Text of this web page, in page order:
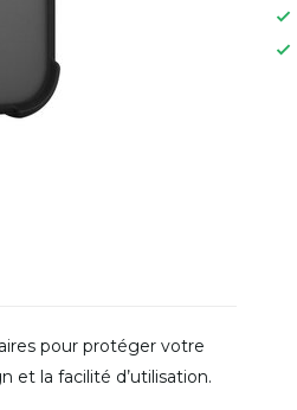
pour protéger votre
et la facilité d’utilisation.